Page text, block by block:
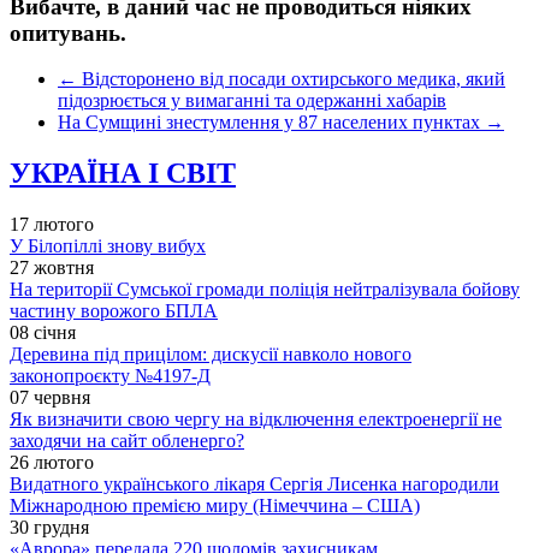
Вибачте, в даний час не проводиться ніяких
опитувань.
← Відсторонено від посади охтирського медика, який
підозрюється у вимаганні та одержанні хабарів
На Сумщині знестумлення у 87 населених пунктах →
УКРАЇНА І СВІТ
17 лютого
У Білопіллі знову вибух
27 жовтня
На території Сумської громади поліція нейтралізувала бойову
частину ворожого БПЛА
08 січня
Деревина під прицілом: дискусії навколо нового
законопроєкту №4197-Д
07 червня
Як визначити свою чергу на відключення електроенергії не
заходячи на сайт обленерго?
26 лютого
Видатного українського лікаря Сергія Лисенка нагородили
Міжнародною премією миру (Німеччина – США)
30 грудня